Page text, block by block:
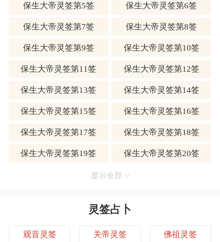
有惊无险、诸事付天。
为人处事，诚心诚意，不宜自大，否则无人关照时，会走
求大帝赐福吧！
暌者背也，两情相违，大事非吉，小事无远，口舌相争，
财散人离，病者不瘥，行者不归。
睽卦：事与愿违。事情不能称心如意，到处都看不顺眼，
各持己见，唠叨争吵，哪有安宁的日子？
今年运势：外来的困扰多。在紧要关头都有贵人帮忙解
求财问福：把握秋冬时节，迎向崭新的一年。
夫妻感情：家务事自己最清楚，何必受旁人来左右。
官司诉讼：先告状并不见得就有理。入秋可以结案。
保生大帝灵签第5签 保生大帝灵签第6签
保生大帝灵签第7签 保生大帝灵签第8签
保生大帝灵签第9签 保生大帝灵签第10签
保生大帝灵签第11签 保生大帝灵签第12签
保生大帝灵签第13签 保生大帝灵签第14签
保生大帝灵签第15签 保生大帝灵签第16签
保生大帝灵签第17签 保生大帝灵签第18签
保生大帝灵签第19签 保生大帝灵签第20签
保生大帝灵签第21签 保生大帝灵签第22签
保生大帝灵签第25签 保生大帝灵签第26签
保生大帝灵签第27签 保生大帝灵签第28签
显示全部
灵签占卜
观音灵签 关帝灵签 佛祖灵签